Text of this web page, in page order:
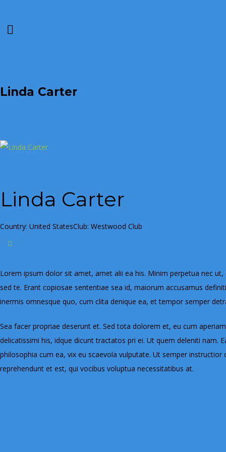
Linda Carter
Linda Carter
Country: United StatesClub: Westwood Club
Lorem ipsum dolor sit amet, amet alii ea his. Minim perpetua nec
sed te. Erant copiosae sententiae sea id, maiorum accusamus
inermis omnesque quo, cum clita denique ea, et tempor semper
Sea facer propriae deserunt et. Sed tota dolorem et, eu cum
delicatissimi his, idque dicunt tractatos pri ei. Ut quem deleniti nam.
philosophia cum ea, vix eu scaevola vulputate. Ut semper instructior
reprehendunt et est, qui vocibus voluptua necessitatibus at.